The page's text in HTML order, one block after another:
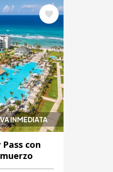
INMEDIATA
Pass con